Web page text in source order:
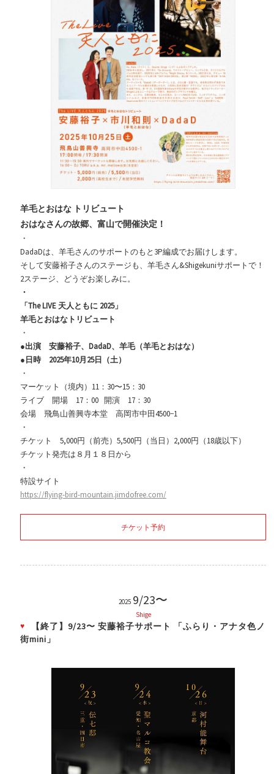
羊毛とおはな トリビュート
おはなさんの故郷、富山で開催決定！
・
DadaDは、羊毛さんのサポートのもと3P編成でお届けします。
そして安藤裕子さんのステージも、羊毛さん&Shigekuniサポートで！
2ステージ、どうぞお楽しみに。
・
「The LIVE 天人ともに 2025」
羊毛とおはなトリビュート
・
●出演 安藤裕子、DadaD、羊毛（羊毛とおはな）
●日時 2025年10月25日（土）
・
マーケット（境内）11：30〜15：30
ライブ 開場 17：00 開演 17：30
会場 飛鳥山善興寺本堂 高岡市中田4500−1
・
チケット 5,000円（前売）5,500円（当日）2,000円（18歳以下）
チケット発売は８月１８日から
・
特設サイト
https://flying-bird-mountain.jimdofree.com/
チケット予約
2025 9/23〜
Shige
【終了】9/23〜 安藤裕子サポート 「ふらり・アナタ色ノ
街mini」